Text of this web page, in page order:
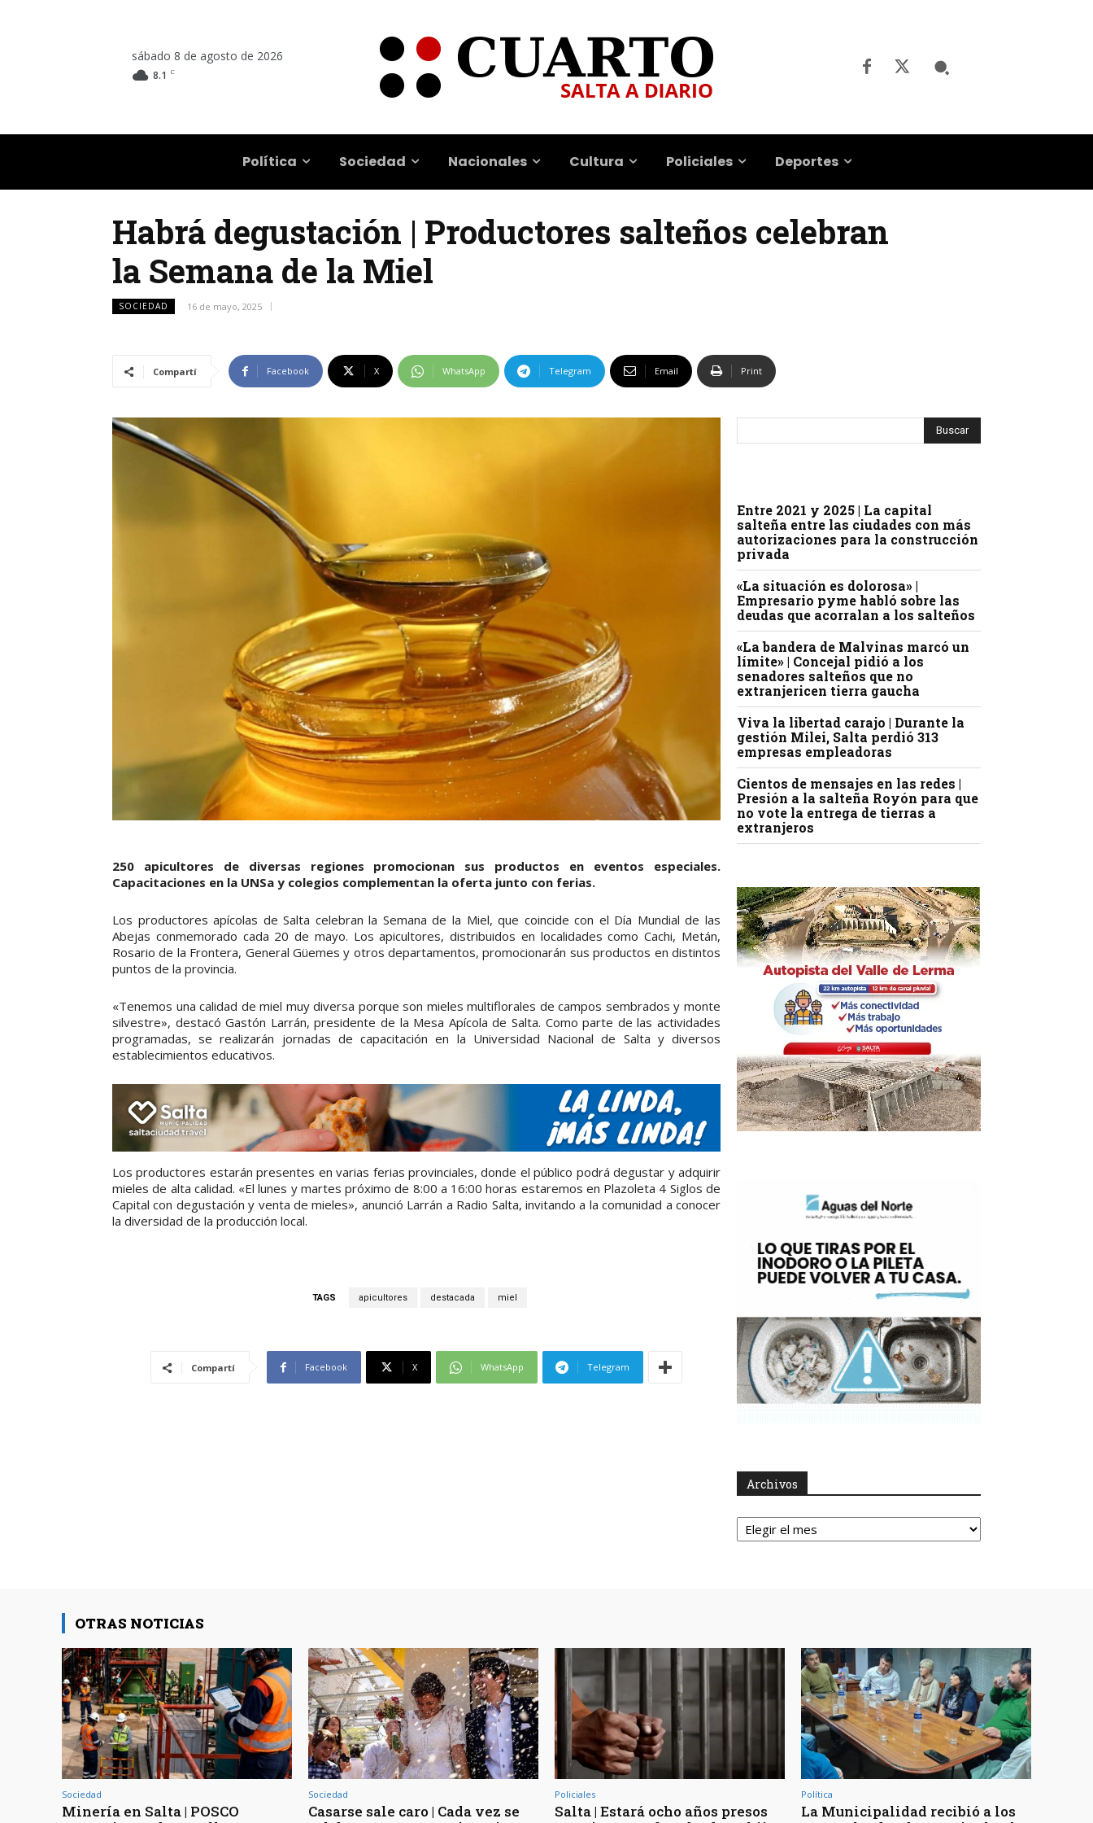
sábado 8 de agosto de 2026
8.1 C
Política Sociedad Nacionales Cultura Policiales Deportes
Habrá degustación | Productores salteños celebran
la Semana de la Miel
SOCIEDAD 16 de mayo, 2025
Compartí Facebook X WhatsApp Telegram Email Print
250 apicultores de diversas regiones promocionan sus productos en eventos especiales.
Capacitaciones en la UNSa y colegios complementan la oferta junto con ferias.
Los productores apícolas de Salta celebran la Semana de la Miel, que coincide con el Día Mundial de las
Abejas conmemorado cada 20 de mayo. Los apicultores, distribuidos en localidades como Cachi, Metán,
Rosario de la Frontera, General Güemes y otros departamentos, promocionarán sus productos en distintos
puntos de la provincia.
«Tenemos una calidad de miel muy diversa porque son mieles multiflorales de campos sembrados y monte
silvestre», destacó Gastón Larrán, presidente de la Mesa Apícola de Salta. Como parte de las actividades
programadas, se realizarán jornadas de capacitación en la Universidad Nacional de Salta y diversos
establecimientos educativos.
Los productores estarán presentes en varias ferias provinciales, donde el público podrá degustar y adquirir
mieles de alta calidad. «El lunes y martes próximo de 8:00 a 16:00 horas estaremos en Plazoleta 4 Siglos de
Capital con degustación y venta de mieles», anunció Larrán a Radio Salta, invitando a la comunidad a conocer
la diversidad de la producción local.
TAGS apicultores destacada miel
Compartí Facebook X WhatsApp Telegram
Entre 2021 y 2025 | La capital
salteña entre las ciudades con más
autorizaciones para la construcción
privada
«La situación es dolorosa» |
Empresario pyme habló sobre las
deudas que acorralan a los salteños
«La bandera de Malvinas marcó un
límite» | Concejal pidió a los
senadores salteños que no
extranjericen tierra gaucha
Viva la libertad carajo | Durante la
gestión Milei, Salta perdió 313
empresas empleadoras
Cientos de mensajes en las redes |
Presión a la salteña Royón para que
no vote la entrega de tierras a
extranjeros
Archivos
Archivos
OTRAS NOTICIAS
Sociedad
Minería en Salta | POSCO
Sociedad
Casarse sale caro | Cada vez se
Policiales
Salta | Estará ocho años presos
Política
La Municipalidad recibió a los